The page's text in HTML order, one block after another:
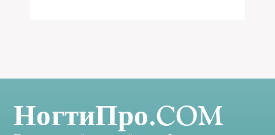
НогтиПро.COM